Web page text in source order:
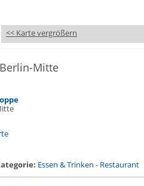
<< Karte vergrößern
Mitte
Essen & Trinken - Restaurant